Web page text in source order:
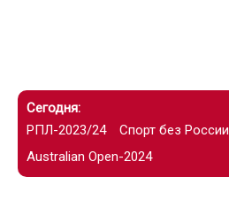
Сегодня:
РПЛ-2023/24
Спорт без России
Australian Open-2024